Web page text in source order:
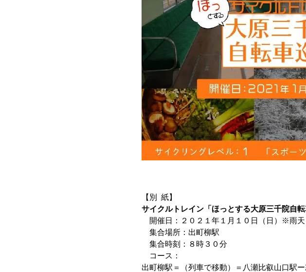
【別 紙】
サイクルトレイン「ほっとする大原三千院自転
開催日：２０２１年１月１０日（日）※雨天
集合場所：出町柳駅
集合時刻：８時３０分
コース：
出町柳駅＝（列車で移動）＝八瀬比叡山口駅